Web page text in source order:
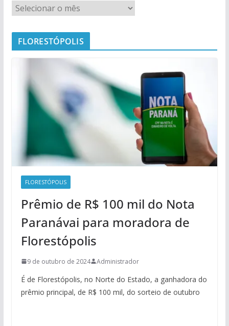
FLORESTÓPOLIS
FLORESTÓPOLIS
Prêmio de R$ 100 mil do Nota
Paranávai para moradora de
Florestópolis
9 de outubro de 2024 Administrador
É de Florestópolis, no Norte do Estado, a ganhadora do
prêmio principal, de R$ 100 mil, do sorteio de outubro